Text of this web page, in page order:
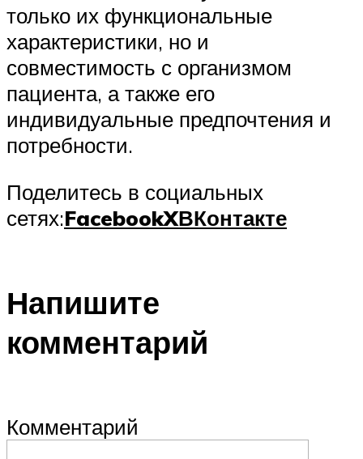
только их функциональные
характеристики, но и
совместимость с организмом
пациента, а также его
индивидуальные предпочтения и
потребности.
Поделитесь в социальных
сетях:FacebookXВКонтакте
Напишите
комментарий
Комментарий